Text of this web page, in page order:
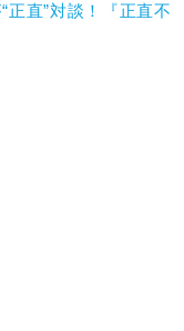
正直”対談！『正直不